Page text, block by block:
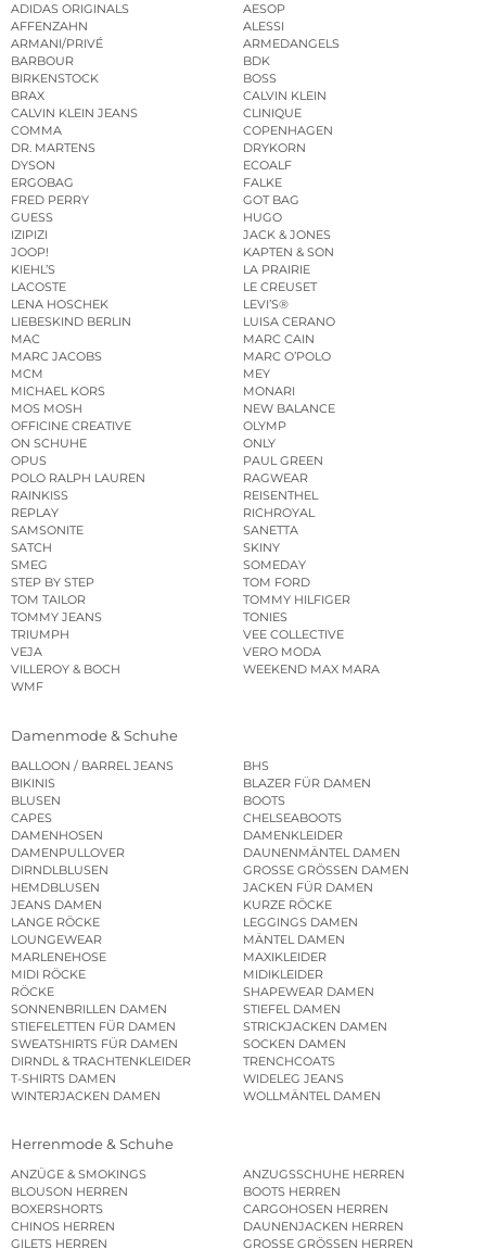
ADIDAS ORIGINALS
AESOP
AFFENZAHN
ALESSI
ARMANI/PRIVÉ
ARMEDANGELS
BARBOUR
BDK
BIRKENSTOCK
BOSS
BRAX
CALVIN KLEIN
CALVIN KLEIN JEANS
CLINIQUE
COMMA
COPENHAGEN
DR. MARTENS
DRYKORN
DYSON
ECOALF
ERGOBAG
FALKE
FRED PERRY
GOT BAG
GUESS
HUGO
IZIPIZI
JACK & JONES
JOOP!
KAPTEN & SON
KIEHL’S
LA PRAIRIE
LACOSTE
LE CREUSET
LENA HOSCHEK
LEVI’S®
LIEBESKIND BERLIN
LUISA CERANO
MAC
MARC CAIN
MARC JACOBS
MARC O’POLO
MCM
MEY
MICHAEL KORS
MONARI
MOS MOSH
NEW BALANCE
OFFICINE CREATIVE
OLYMP
ON SCHUHE
ONLY
OPUS
PAUL GREEN
POLO RALPH LAUREN
RAGWEAR
RAINKISS
REISENTHEL
REPLAY
RICHROYAL
SAMSONITE
SANETTA
SATCH
SKINY
SMEG
SOMEDAY
STEP BY STEP
TOM FORD
TOM TAILOR
TOMMY HILFIGER
TOMMY JEANS
TONIES
TRIUMPH
VEE COLLECTIVE
VEJA
VERO MODA
VILLEROY & BOCH
WEEKEND MAX MARA
WMF
Damenmode & Schuhe
BALLOON / BARREL JEANS
BHS
BIKINIS
BLAZER FÜR DAMEN
BLUSEN
BOOTS
CAPES
CHELSEABOOTS
DAMENHOSEN
DAMENKLEIDER
DAMENPULLOVER
DAUNENMÄNTEL DAMEN
DIRNDLBLUSEN
GROSSE GRÖSSEN DAMEN
HEMDBLUSEN
JACKEN FÜR DAMEN
JEANS DAMEN
KURZE RÖCKE
LANGE RÖCKE
LEGGINGS DAMEN
LOUNGEWEAR
MÄNTEL DAMEN
MARLENEHOSE
MAXIKLEIDER
MIDI RÖCKE
MIDIKLEIDER
RÖCKE
SHAPEWEAR DAMEN
SONNENBRILLEN DAMEN
STIEFEL DAMEN
STIEFELETTEN FÜR DAMEN
STRICKJACKEN DAMEN
SWEATSHIRTS FÜR DAMEN
SOCKEN DAMEN
DIRNDL & TRACHTENKLEIDER
TRENCHCOATS
T-SHIRTS DAMEN
WIDELEG JEANS
WINTERJACKEN DAMEN
WOLLMÄNTEL DAMEN
Herrenmode & Schuhe
ANZÜGE & SMOKINGS
ANZUGSSCHUHE HERREN
BLOUSON HERREN
BOOTS HERREN
BOXERSHORTS
CARGOHOSEN HERREN
CHINOS HERREN
DAUNENJACKEN HERREN
GILETS HERREN
GROSSE GRÖSSEN HERREN